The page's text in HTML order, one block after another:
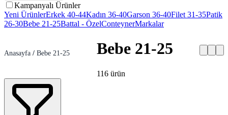
Kampanyalı Ürünler
Yeni ÜrünlerErkek 40-44Kadın 36-40Garson 36-40Filet 31-35Patik
26-30Bebe 21-25Battal - ÖzelConteynerMarkalar
Anasayfa / Bebe 21-25 Bebe 21-25
116 ürün